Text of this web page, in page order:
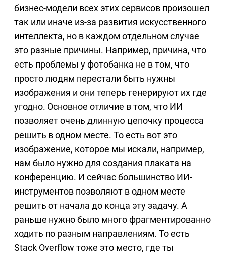
бизнес-модели всех этих сервисов произошел
так или иначе из-за развития искусственного
интеллекта, но в каждом отдельном случае
это разные причины. Например, причина, что
есть проблемы у фотобанка не в том, что
просто людям перестали быть нужны
изображения и они теперь генерируют их где
угодно. Основное отличие в том, что ИИ
позволяет очень длинную цепочку процесса
решить в одном месте. То есть вот это
изображение, которое мы искали, например,
нам было нужно для создания плаката на
конференцию. И сейчас большинство ИИ-
инструментов позволяют в одном месте
решить от начала до конца эту задачу. А
раньше нужно было много фрагментированно
ходить по разным направлениям. То есть
Stack Overflow тоже это место, где ты